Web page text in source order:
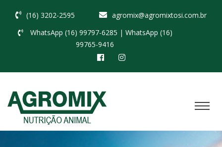
(16) 3202-2595
agromix@agromixtosi.com.br
WhatsApp (16) 99797-6285 | WhatsApp (16)
99765-9416